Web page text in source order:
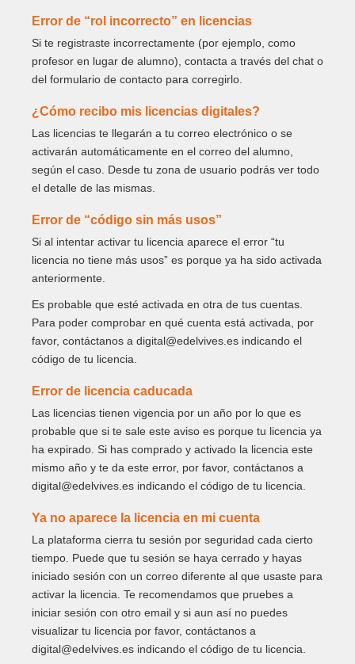
Error de “rol incorrecto” en licencias
Si te registraste incorrectamente (por ejemplo, como
profesor en lugar de alumno), contacta a través del chat o
del formulario de contacto para corregirlo.
¿Cómo recibo mis licencias digitales?
Las licencias te llegarán a tu correo electrónico o se
activarán automáticamente en el correo del alumno,
según el caso. Desde tu zona de usuario podrás ver todo
el detalle de las mismas.
Error de “código sin más usos”
Si al intentar activar tu licencia aparece el error “tu
licencia no tiene más usos” es porque ya ha sido activada
anteriormente.
Es probable que esté activada en otra de tus cuentas.
Para poder comprobar en qué cuenta está activada, por
favor, contáctanos a digital@edelvives.es indicando el
código de tu licencia.
Error de licencia caducada
Las licencias tienen vigencia por un año por lo que es
probable que si te sale este aviso es porque tu licencia ya
ha expirado. Si has comprado y activado la licencia este
mismo año y te da este error, por favor, contáctanos a
digital@edelvives.es indicando el código de tu licencia.
Ya no aparece la licencia en mi cuenta
La plataforma cierra tu sesión por seguridad cada cierto
tiempo. Puede que tu sesión se haya cerrado y hayas
iniciado sesión con un correo diferente al que usaste para
activar la licencia. Te recomendamos que pruebes a
iniciar sesión con otro email y si aun así no puedes
visualizar tu licencia por favor, contáctanos a
digital@edelvives.es indicando el código de tu licencia.